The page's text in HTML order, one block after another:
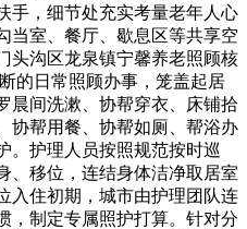
手，细节处充实考量老年人心
当室、餐厅、歇息区等共享空
头沟区龙泉镇宁馨养老照顾核
的日常照顾办事，笼盖起居
晨间洗漱、协帮穿衣、床铺拾
协帮用餐、协帮如厕、帮浴办
。护理人员按照规范按时巡
、移位，连结身体洁净取居室
入住初期，城市由护理团队连
，制定专属照护打算。针对分